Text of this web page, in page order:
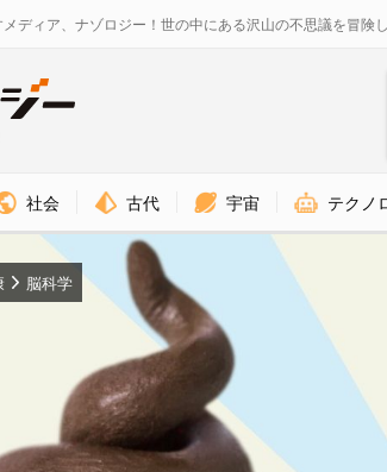
ディア、ナゾロジー！世の中にある沢山の不思議を冒険
社会 古代 宇宙 テクノ
脳科学